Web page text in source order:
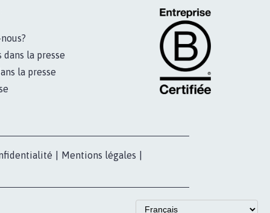
dans la presse
la presse
Mentions légales